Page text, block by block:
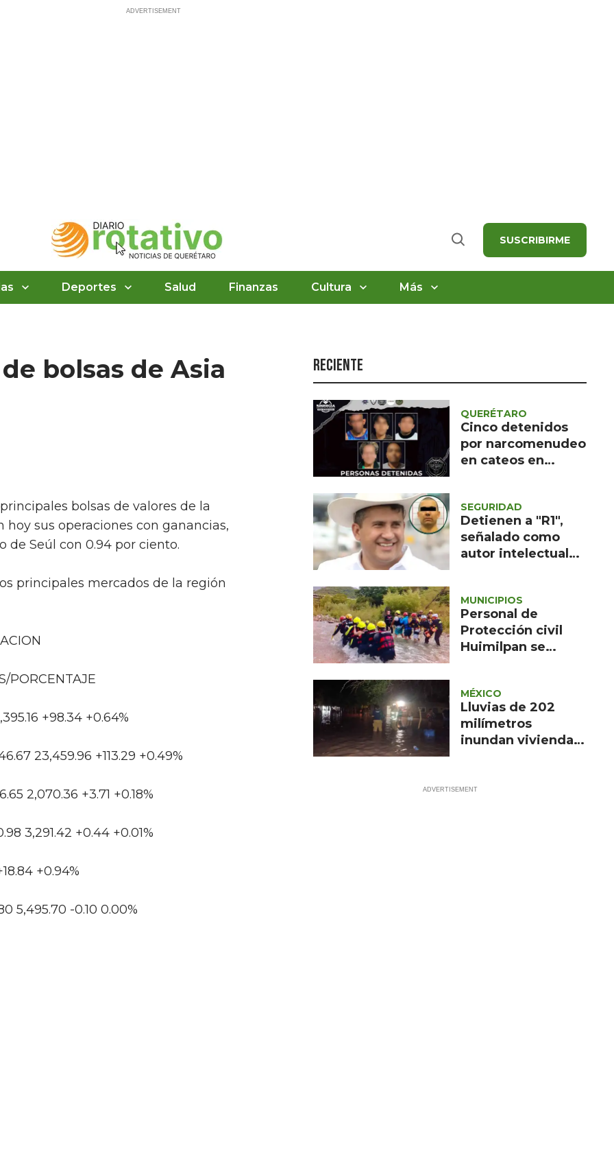
Buscar SUSCRIBIRME
Deportes Salud Finanzas Cultura Más
Política
Turismo
Asuntos Sociales
Estilo de vida
bolsas de Asia
bolsas de valores de la
hoy sus operaciones con ganancias,
de Seúl con 0.94 por ciento.
principales mercados de la región
PORCENTAJE
+98.34 +0.64%
23,459.96 +113.29 +0.49%
2,070.36 +3.71 +0.18%
3,291.42 +0.44 +0.01%
+0.94%
5,495.70 -0.10 0.00%
Reciente
QUERÉTARO
Cinco detenidos
por narcomenudeo
en cateos en
SEGURIDAD
Detienen a "R1",
señalado como
autor intelectual
MUNICIPIOS
Personal de
Protección civil
Huimilpan se
MÉXICO
Lluvias de 202
milímetros
inundan viviendas